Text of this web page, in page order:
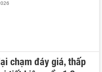
chạm đáy giá, thấp